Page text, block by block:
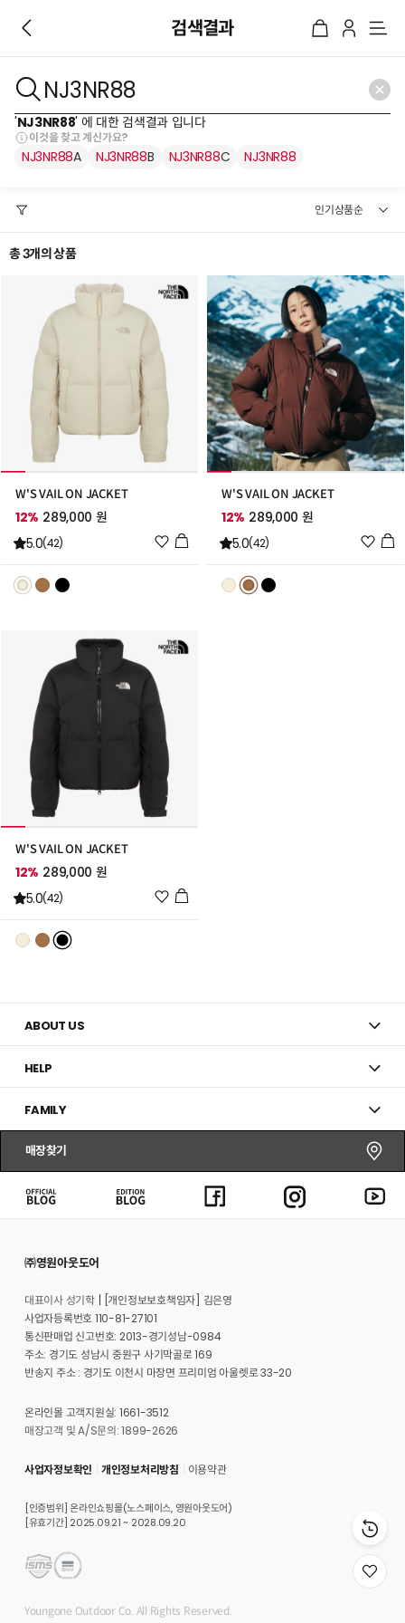
검색결과
메
'NJ3NR88' 에 대한 검색결과 입니다
이것을 찾고 계신가요?
NJ3NR88A NJ3NR88B NJ3NR88C NJ3NR88
총 3개의 상품
W'S VAIL ON JACKET
289,000 원
12%
위
가
5.0(42)
W'S VAIL ON JACKET
289,000 원
12%
위
5.0(42)
W'S VAIL ON JACKET
289,000 원
12%
위
5.0(42)
ABOUT US
HELP
FAMILY
매장찾기
㈜영원아웃도어
대표이사 성기학
[개인정보보호책임자] 김은영
사업자등록번호 110-81-27101
통신판매업 신고번호: 2013-경기성남-0984
주소: 경기도 성남시 중원구 사기막골로 169
반송지 주소 : 경기도 이천시 마장면 프리미엄 아울렛로 33-20
온라인몰 고객지원실: 1661-3512
매장고객 및 A/S문의: 1899-2626
사업자정보확인 개인정보처리방침 이용약관
[인증범위] 온라인쇼핑몰(노스페이스, 영원아웃도어)
[유효기간] 2025.09.21 ~ 2028.09.20
Youngone Outdoor Co. All Rights Reserved.
위
시